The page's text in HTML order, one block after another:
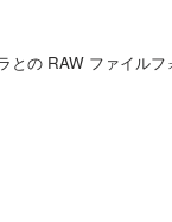
との RAW ファイル